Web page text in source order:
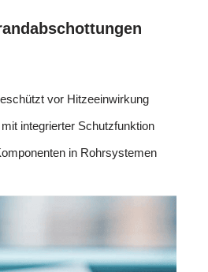
vor Hitzeeinwirkung
integrierter Schutzfunktion
in Rohrsystemen